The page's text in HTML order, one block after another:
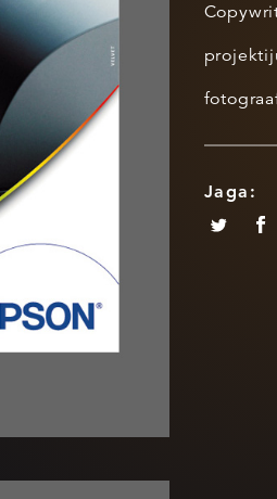
Jaga: